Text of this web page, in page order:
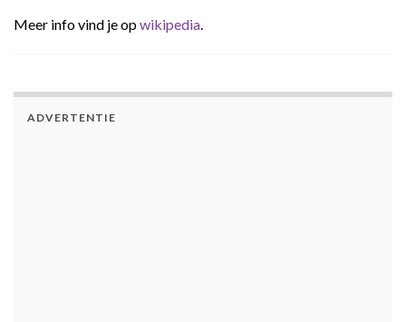
Meer info vind je opwikipedia.
ADVERTENTIE